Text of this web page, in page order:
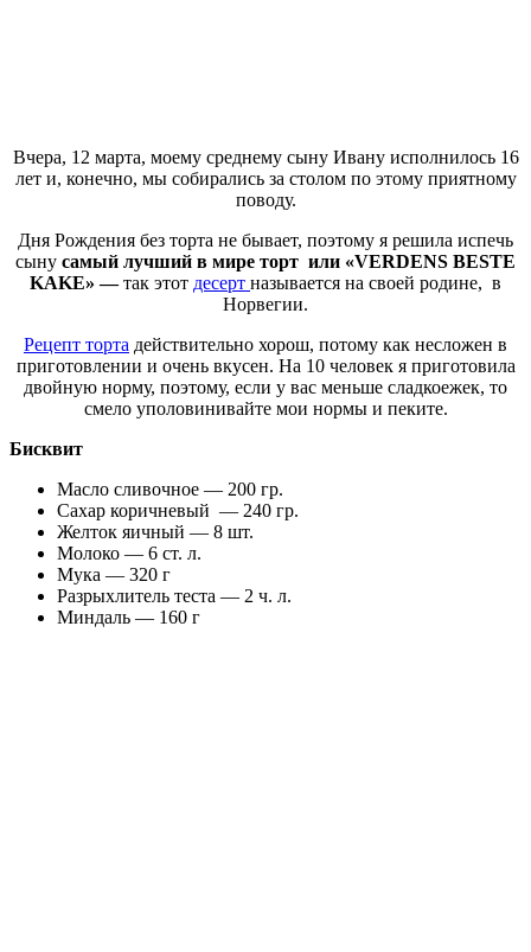
Вчера, 12 марта, моему среднему сыну Ивану исполнилось 16
лет и, конечно, мы собирались за столом по этому приятному
поводу.
Дня Рождения без торта не бывает, поэтому я решила испечь
сыну самый лучший в мире торт или «VERDENS BESTE
KAKE» —так этот десерт называется на своей родине, в
Норвегии.
Рецепт торта действительно хорош, потому как несложен в
приготовлении и очень вкусен. На 10 человек я приготовила
двойную норму, поэтому, если у вас меньше сладкоежек, то
смело уполовинивайте мои нормы и пеките.
Бисквит
Масло сливочное — 200 гр.
Сахар коричневый — 240 гр.
Желток яичный — 8 шт.
Молоко — 6 ст. л.
Мука — 320 г
Разрыхлитель теста — 2 ч. л.
Миндаль — 160 г